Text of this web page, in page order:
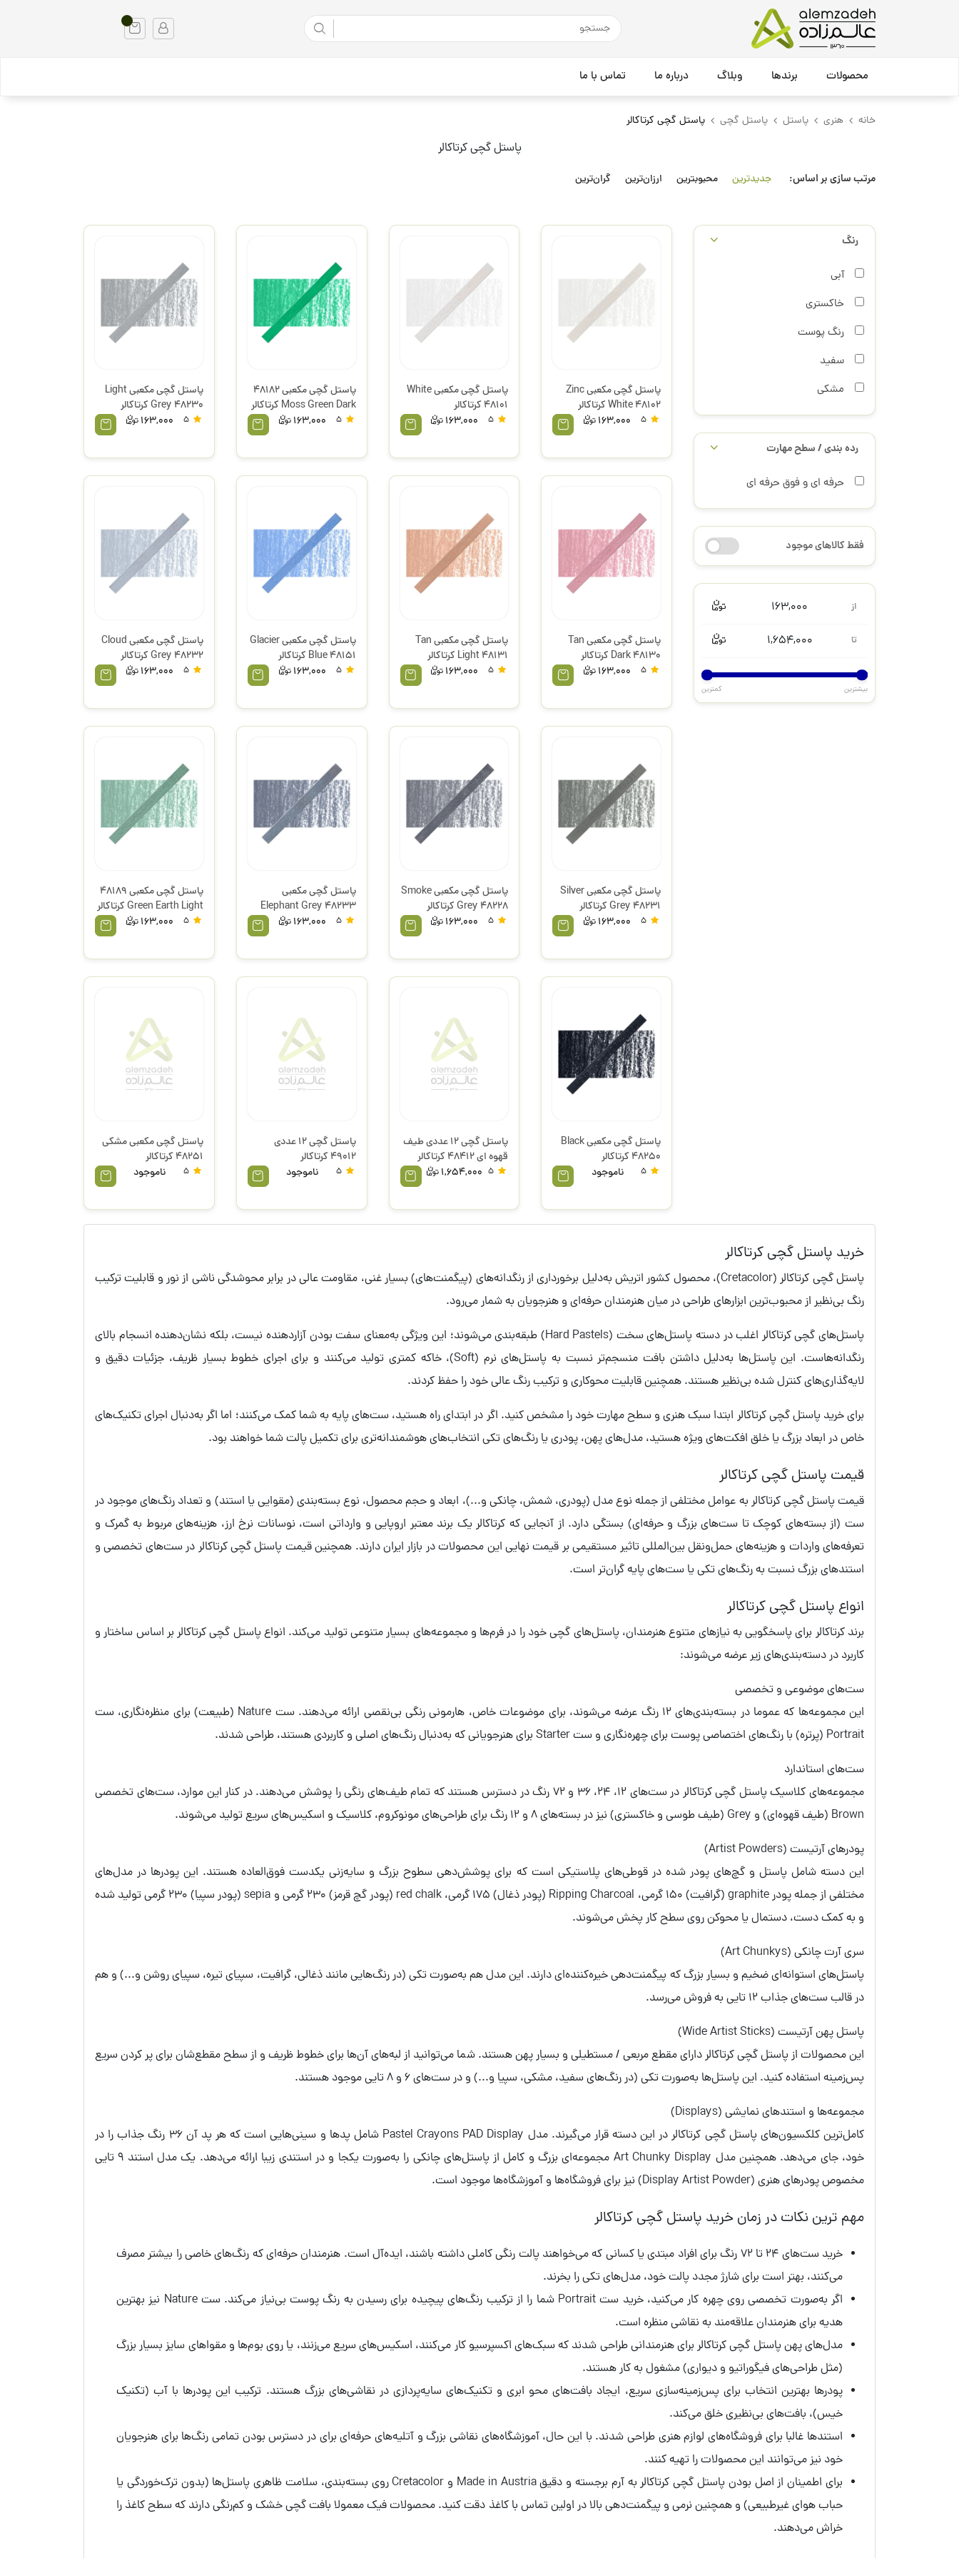
محصولات برندها وبلاگ درباره ما تماس با ما
خانه هنری پاستل پاستل گچی پاستل گچی کرتاکالر
پاستل گچی کرتاکالر
مرتب سازی بر اساس: جدیدترین محبوبترین ارزان‌ترین گران‌ترین
رنگ
آبی
خاکستری
رنگ پوست
سفید
مشکی
رده بندی / سطح مهارت
حرفه ای و فوق حرفه ای
فقط کالاهای موجود
از 163,000
تا 1,654,000
بیشترین کمترین
پاستل گچی مکعبی Zinc
White 48102 کرتاکالر
163,000
پاستل گچی مکعبی White
48101 کرتاکالر
163,000
پاستل گچی مکعبی 48182
Moss Green Dark کرتاکالر
5
163,000
پاستل گچی مکعبی Light
Grey 48230 کرتاکالر
5
163,000
پاستل گچی مکعبی Tan
Dark 48130 کرتاکالر
163,000
پاستل گچی مکعبی Tan
Light 48131 کرتاکالر
163,000
پاستل گچی مکعبی Glacier
Blue 48151 کرتاکالر
5
163,000
پاستل گچی مکعبی Cloud
Grey 48232 کرتاکالر
5
163,000
پاستل گچی مکعبی Silver
Grey 48231 کرتاکالر
163,000
پاستل گچی مکعبی Smoke
Grey 48228 کرتاکالر
163,000
پاستل گچی مکعبی
Elephant Grey 48233
کرتاکالر
5
163,000
پاستل گچی مکعبی 48189
Green Earth Light کرتاکالر
5
163,000
پاستل گچی مکعبی Black
48250 کرتاکالر
ناموجود
پاستل گچی 12 عددی طیف
قهوه ای 48412 کرتاکالر
1,654,000
پاستل گچی 12 عددی
49012 کرتاکالر
5 ناموجود
پاستل گچی مکعبی مشکی
48251 کرتاکالر
5 ناموجود
خرید پاستل گچی کرتاکالر
پاستل گچی کرتاکالر (Cretacolor)، محصول کشور اتریش به‌دلیل برخورداری از رنگدانه‌های (پیگمنت‌های) بسیار غنی، مقاومت عالی در برابر محوشدگی ناشی از نور و قابلیت ترکیب
رنگ بی‌نظیر از محبوب‌ترین ابزارهای طراحی در میان هنرمندان حرفه‌ای و هنرجویان به شمار می‌رود.
پاستل‌های گچی کرتاکالر اغلب در دسته پاستل‌های سخت (Hard Pastels) طبقه‌بندی می‌شوند؛ این ویژگی به‌معنای سفت بودن آزاردهنده نیست، بلکه نشان‌دهنده انسجام بالای
رنگدانه‌هاست. این پاستل‌ها به‌دلیل داشتن بافت منسجم‌تر نسبت به پاستل‌های نرم (Soft)، خاکه کمتری تولید می‌کنند و برای اجرای خطوط بسیار ظریف، جزئیات دقیق و
لایه‌گذاری‌های کنترل شده بی‌نظیر هستند. همچنین قابلیت محوکاری و ترکیب رنگ عالی خود را حفظ کردند.
برای خرید پاستل گچی کرتاکالر ابتدا سبک هنری و سطح مهارت خود را مشخص کنید. اگر در ابتدای راه هستید، ست‌های پایه به شما کمک می‌کنند؛ اما اگر به‌دنبال اجرای تکنیک‌های
خاص در ابعاد بزرگ یا خلق افکت‌های ویژه هستید، مدل‌های پهن، پودری یا رنگ‌های تکی انتخاب‌های هوشمندانه‌تری برای تکمیل پالت شما خواهند بود.
قیمت پاستل گچی کرتاکالر
قیمت پاستل گچی کرتاکالر به عوامل مختلفی از جمله نوع مدل (پودری، شمش، چانکی و...)، ابعاد و حجم محصول، نوع بسته‌بندی (مقوایی یا استند) و تعداد رنگ‌های موجود در
ست (از بسته‌های کوچک تا ست‌های بزرگ و حرفه‌ای) بستگی دارد. از آنجایی که کرتاکالر یک برند معتبر اروپایی و وارداتی است، نوسانات نرخ ارز، هزینه‌های مربوط به گمرک و
تعرفه‌های واردات و هزینه‌های حمل‌ونقل بین‌المللی تاثیر مستقیمی بر قیمت نهایی این محصولات در بازار ایران دارند. همچنین قیمت پاستل گچی کرتاکالر در ست‌های تخصصی و
استندهای بزرگ نسبت به رنگ‌های تکی یا ست‌های پایه گران‌تر است.
انواع پاستل گچی کرتاکالر
برند کرتاکالر برای پاسخگویی به نیازهای متنوع هنرمندان، پاستل‌های گچی خود را در فرم‌ها و مجموعه‌های بسیار متنوعی تولید می‌کند. انواع پاستل گچی کرتاکالر بر اساس ساختار و
کاربرد در دسته‌بندی‌های زیر عرضه می‌شوند:
ست‌های موضوعی و تخصصی
این مجموعه‌ها که عموما در بسته‌بندی‌های 12 رنگ عرضه می‌شوند، برای موضوعات خاص، هارمونی رنگی بی‌نقصی ارائه می‌دهند. ست Nature (طبیعت) برای منظره‌نگاری، ست
Portrait (پرتره) با رنگ‌های اختصاصی پوست برای چهره‌نگاری و ست Starter برای هنرجویانی که به‌دنبال رنگ‌های اصلی و کاربردی هستند، طراحی شدند.
ست‌های استاندارد
مجموعه‌های کلاسیک پاستل گچی کرتاکالر در ست‌های 12، 24، 36 و 72 رنگ در دسترس هستند که تمام طیف‌های رنگی را پوشش می‌دهند. در کنار این موارد، ست‌های تخصصی
Brown (طیف قهوه‌ای) و Grey (طیف طوسی و خاکستری) نیز در بسته‌های 8 و 12 رنگ برای طراحی‌های مونوکروم، کلاسیک و اسکیس‌های سریع تولید می‌شوند.
پودرهای آرتیست (Artist Powders)
این دسته شامل پاستل و گچ‌های پودر شده در قوطی‌های پلاستیکی است که برای پوشش‌دهی سطوح بزرگ و سایه‌زنی یکدست فوق‌العاده هستند. این پودرها در مدل‌های
مختلفی از جمله پودر graphite (گرافیت) 150 گرمی، Ripping Charcoal (پودر ذغال) 175 گرمی، red chalk (پودر گچ قرمز) 230 گرمی و sepia (پودر سپیا) 230 گرمی تولید شده
و به کمک دست، دستمال یا محوکن روی سطح کار پخش می‌شوند.
سری آرت چانکی (Art Chunkys)
پاستل‌های استوانه‌ای ضخیم و بسیار بزرگ که پیگمنت‌دهی خیره‌کننده‌ای دارند. این مدل هم به‌صورت تکی (در رنگ‌هایی مانند ذغالی، گرافیت، سپیای تیره، سپیای روشن و...) و هم
در قالب ست‌های جذاب 12 تایی به فروش می‌رسد.
پاستل پهن آرتیست (Wide Artist Sticks)
این محصولات از پاستل گچی کرتاکالر دارای مقطع مربعی / مستطیلی و بسیار پهن هستند. شما می‌توانید از لبه‌های آن‌ها برای خطوط ظریف و از سطح مقطع‌شان برای پر کردن سریع
پس‌زمینه استفاده کنید. این پاستل‌ها به‌صورت تکی (در رنگ‌های سفید، مشکی، سپیا و...) و در ست‌های 6 و 8 تایی موجود هستند.
مجموعه‌ها و استندهای نمایشی (Displays)
کامل‌ترین کلکسیون‌های پاستل گچی کرتاکالر در این دسته قرار می‌گیرند. مدل Pastel Crayons PAD Display شامل پدها و سینی‌هایی است که هر پد آن 36 رنگ جذاب را در
خود، جای می‌دهد. همچنین مدل Art Chunky Display مجموعه‌ای بزرگ و کامل از پاستل‌های چانکی را به‌صورت یکجا و در استندی زیبا ارائه می‌دهد. یک مدل استند 9 تایی
مخصوص پودرهای هنری (Display Artist Powder) نیز برای فروشگاه‌ها و آموزشگاه‌ها موجود است.
مهم ترین نکات در زمان خرید پاستل گچی کرتاکالر
خرید ست‌های 24 تا 72 رنگ برای افراد مبتدی یا کسانی که می‌خواهند پالت رنگی کاملی داشته باشند، ایده‌آل است. هنرمندان حرفه‌ای که رنگ‌های خاصی را بیشتر مصرف
می‌کنند، بهتر است برای شارژ مجدد پالت خود، مدل‌های تکی را بخرند.
اگر به‌صورت تخصصی روی چهره کار می‌کنید، خرید ست Portrait شما را از ترکیب رنگ‌های پیچیده برای رسیدن به رنگ پوست بی‌نیاز می‌کند. ست Nature نیز بهترین
هدیه برای هنرمندان علاقه‌مند به نقاشی منظره است.
مدل‌های پهن پاستل گچی کرتاکالر برای هنرمندانی طراحی شدند که سبک‌های اکسپرسیو کار می‌کنند، اسکیس‌های سریع می‌زنند، یا روی بوم‌ها و مقواهای سایز بسیار بزرگ
(مثل طراحی‌های فیگوراتیو و دیواری) مشغول به کار هستند.
پودرها بهترین انتخاب برای پس‌زمینه‌سازی سریع، ایجاد بافت‌های محو ابری و تکنیک‌های سایه‌پردازی در نقاشی‌های بزرگ هستند. ترکیب این پودرها با آب (تکنیک
خیس)، بافت‌های بی‌نظیری خلق می‌کند.
استندها غالبا برای فروشگاه‌های لوازم هنری طراحی شدند. با این حال، آموزشگاه‌های نقاشی بزرگ و آتلیه‌های حرفه‌ای برای در دسترس بودن تمامی رنگ‌ها برای هنرجویان
خود نیز می‌توانند این محصولات را تهیه کنند.
برای اطمینان از اصل بودن پاستل گچی کرتاکالر به آرم برجسته و دقیق Made in Austria و Cretacolor روی بسته‌بندی، سلامت ظاهری پاستل‌ها (بدون ترک‌خوردگی یا
حباب هوای غیرطبیعی) و همچنین نرمی و پیگمنت‌دهی بالا در اولین تماس با کاغذ دقت کنید. محصولات فیک معمولا بافت گچی خشک و کم‌رنگی دارند که سطح کاغذ را
خراش می‌دهند.